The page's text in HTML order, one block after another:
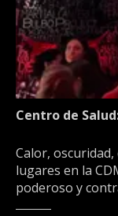
Centro de
Calor,
lugares en la
poderoso y